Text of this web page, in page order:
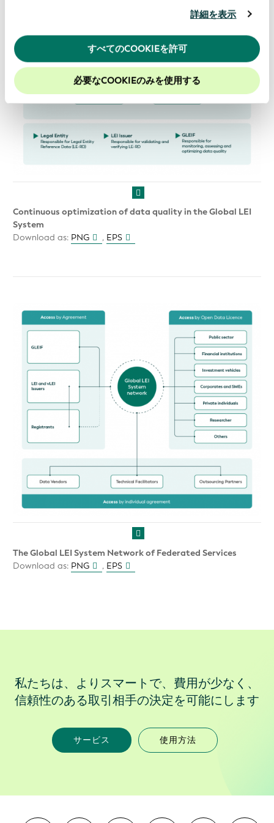
用したときに収集した他の情報を組み合わせて使用する
ッキーに同意したことになります。
当社のウェブサイトでのエクスペリエンスを向上させる
ために、Cookieを有効にしておくことをお勧めします。
詳細を表示
すべてのCOOKIEを許可
必要なCOOKIEのみを使用する
Continuous optimization of data quality in the Global LEI
System
Download as: PNG , EPS
The Global LEI System Network of Federated Services
Download as: PNG , EPS
私たちは、よりスマートで、費用が少なく、
信頼性のある取引相手の決定を可能にします
サービス 使用方法